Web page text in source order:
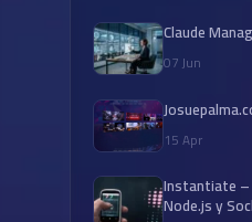
Claude
07 Jun
15 Apr
Instantiate
Node.js y